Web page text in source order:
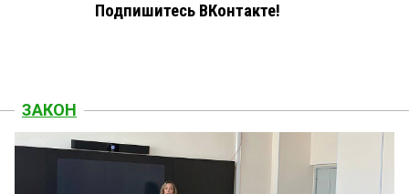
Подпишитесь ВКонтакте!
ЗАКОН